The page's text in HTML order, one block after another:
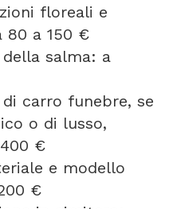
floreali e
a 150 €
salma: a
carro funebre, se
o di lusso,
€
e modello
€